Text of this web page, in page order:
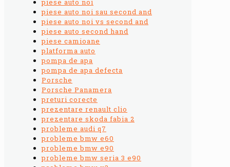
piese auto noi
piese auto noi sau second and
piese auto noi vs second and
piese auto second hand
piese camioane
platforma auto
pompa de apa
pompa de apa defecta
Porsche
Porsche Panamera
preturi corecte
prezentare renault clio
prezentare skoda fabia 2
probleme audi q7
probleme bmw e60
probleme bmw e90
probleme bmw seria 3 e90